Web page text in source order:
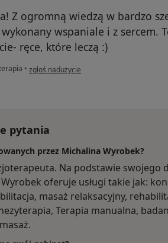
Z ogromną wiedzą w bardzo
wspaniale i z sercem.
ręce, które leczą :)
• w opinii użytkownika Justyna
zgłoś nadużycie
pytania
przez Michalina Wyrobek?
Na podstawie swojego
oferuje usługi takie jak:
masaż relaksacyjny,
Terapia manualna,